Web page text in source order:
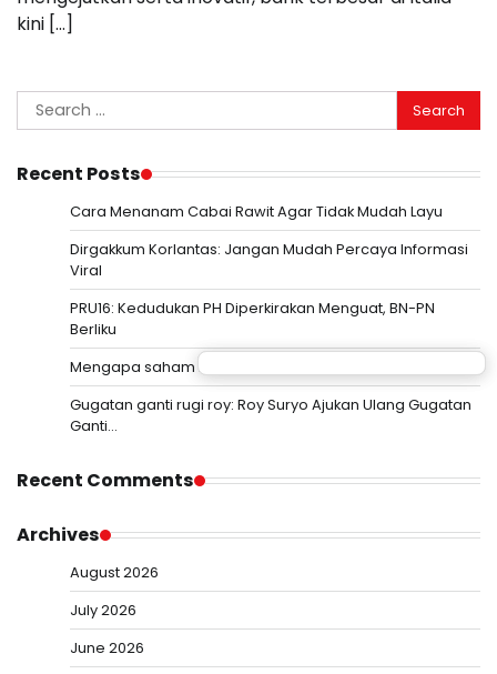
kini […]
Search
for:
Recent Posts
Cara Menanam Cabai Rawit Agar Tidak Mudah Layu
Dirgakkum Korlantas: Jangan Mudah Percaya Informasi
Viral
PRU16: Kedudukan PH Diperkirakan Menguat, BN-PN
Berliku
Mengapa saham Kioxia turun tajam meski laba naik
Gugatan ganti rugi roy: Roy Suryo Ajukan Ulang Gugatan
Ganti…
Recent Comments
Archives
August 2026
July 2026
June 2026